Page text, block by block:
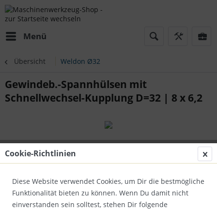
Menü
Übersicht Weldon Ø32
Gewindeb.-Spannhülsen mit
Schnellwechsel-Kupplung D=32 | 8 x 6,2
Cookie-Richtlinien
Diese Website verwendet Cookies, um Dir die bestmögliche
Funktionalität bieten zu können. Wenn Du damit nicht
einverstanden sein solltest, stehen Dir folgende